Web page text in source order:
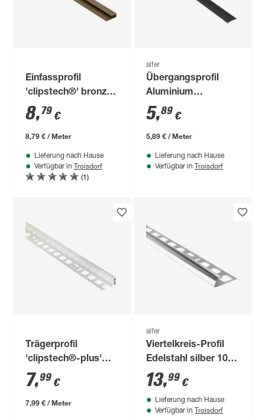
Einfassprofil
'clipstech®' bronze
eloxiert,
selbstklebend 1000
x 30 x 7 mm
8,79 €
8,79 € / Meter
Lieferung nach Hause
Verfügbar in Troisdorf
(1)
alfer
Übergangsprofil
Aluminium
bronzefarben 1000 x
20 mm
5,89 €
5,89 € / Meter
Lieferung nach Hause
Verfügbar in Troisdorf
Trägerprofil
'clipstech®-plus'
silber 1000 x 30 x
16,5 mm
7,99 €
7,99 € / Meter
alfer
Viertelkreis-Profil
Edelstahl silber 1000
x 21 mm
13,99 €
Lieferung nach Hause
Verfügbar in Troisdorf